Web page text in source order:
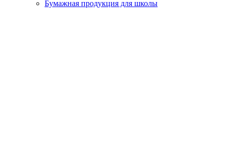
Бумажная продукция для школы